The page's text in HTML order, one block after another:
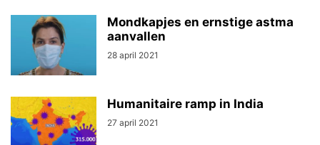
Mondkapjes en ernstige astma
aanvallen
28 april 2021
Humanitaire ramp in India
27 april 2021